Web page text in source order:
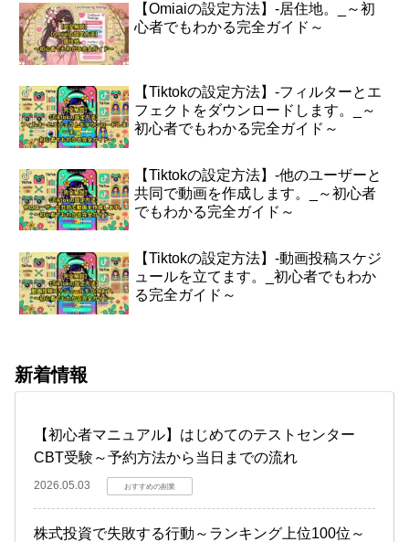
【Omiaiの設定方法】-居住地。_～初
心者でもわかる完全ガイド～
【Tiktokの設定方法】-フィルターとエ
フェクトをダウンロードします。_～
初心者でもわかる完全ガイド～
【Tiktokの設定方法】-他のユーザーと
共同で動画を作成します。_～初心者
でもわかる完全ガイド～
【Tiktokの設定方法】-動画投稿スケジ
ュールを立てます。_初心者でもわか
る完全ガイド～
新着情報
【初心者マニュアル】はじめてのテストセンター
CBT受験～予約方法から当日までの流れ
2026.05.03 おすすめの副業
株式投資で失敗する行動～ランキング上位100位～